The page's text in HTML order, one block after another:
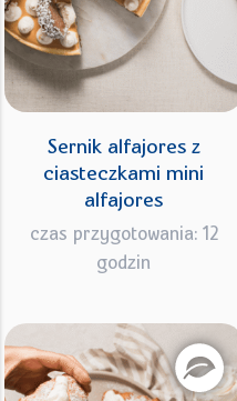
Sernik alfajores z
ciasteczkami mini
alfajores
czas przygotowania: 12
godzin